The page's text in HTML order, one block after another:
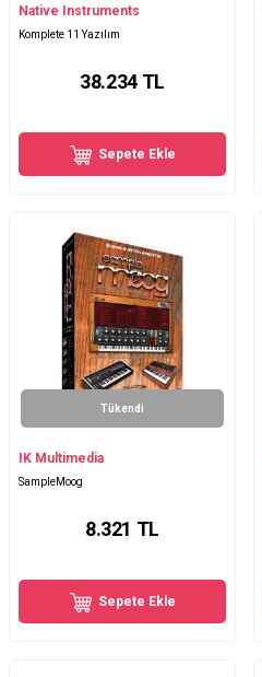
Native Instruments
Komplete 11 Yazılım
38.234TL
Sepete Ekle
Tükendi
IK Multimedia
SampleMoog
8.321 TL
Sepete Ekle